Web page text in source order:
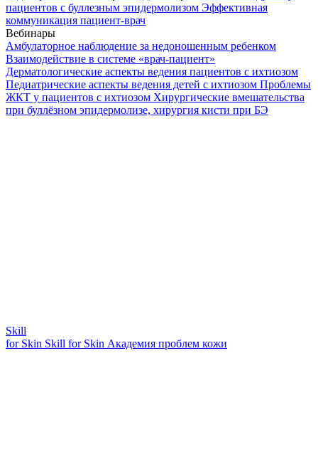
пациентов с буллезным эпидермолизом Эффективная
коммуникация пациент-врач
Вебинары
Амбулаторное наблюдение за недоношенным ребенком
Взаимодействие в системе «врач-пациент»
Дерматологические аспекты ведения пациентов с ихтиозом
Педиатрические аспекты ведения детей с ихтиозом Проблемы
ЖКТ у пациентов с ихтиозом Хирургические вмешательства
при буллёзном эпидермолизе, хирургия кисти при БЭ
Skill
for Skin Skill for Skin Академия проблем кожи